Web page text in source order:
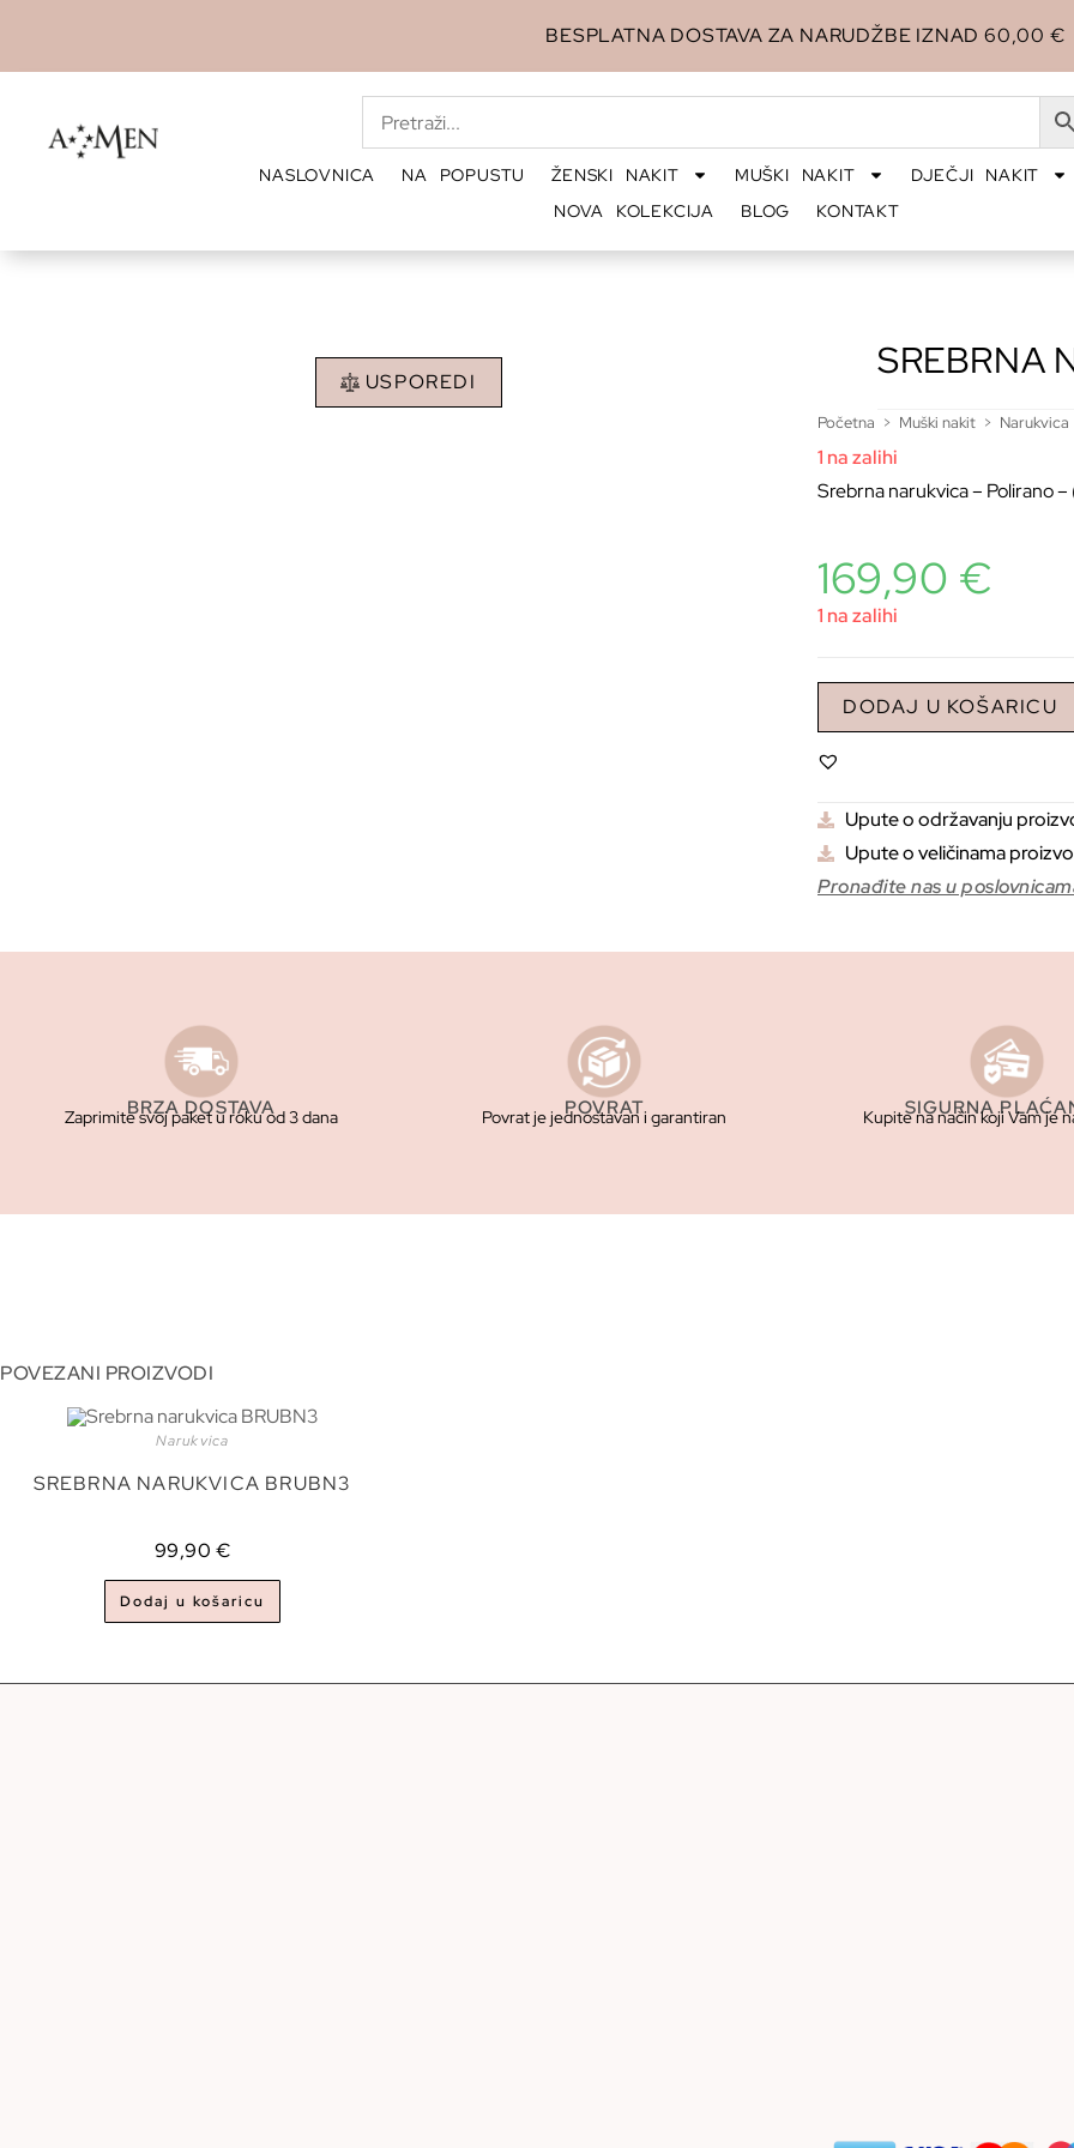
BESPLATNA DOSTAVA ZA NARUDŽBE IZNAD 60,00 €
NASLOVNICA NA POPUSTU ŽENSKI NAKIT MUŠKI NAKIT DJEČJI NAKIT
NOVA KOLEKCIJA
BLOG KONTAKT
USPOREDI SREBRNA
Početna > Muški nakit > Narukvica
1 na zalihi
Srebrna narukvica – Polirano
169,90 €
1 na zalihi
DODAJ U KOŠARICU
Upute o održavanju
Upute o veličinama
Pronađite nas u
BRZA DOSTAVA
Zaprimite svoj paket u roku od 3 dana POVRAT
Povrat je jednostavan i garantiran SIGURNA
Kupite na način koji Vam je
POVEZANI PROIZVODI
Narukvica
SREBRNA NARUKVICA BRUBN3
99,90 €
Dodaj u košaricu